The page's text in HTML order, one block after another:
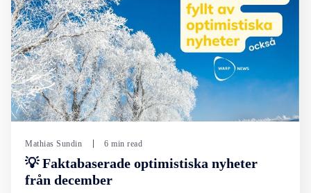
Mathias Sundin 6 min read
💡 Faktabaserade optimistiska nyheter
från december